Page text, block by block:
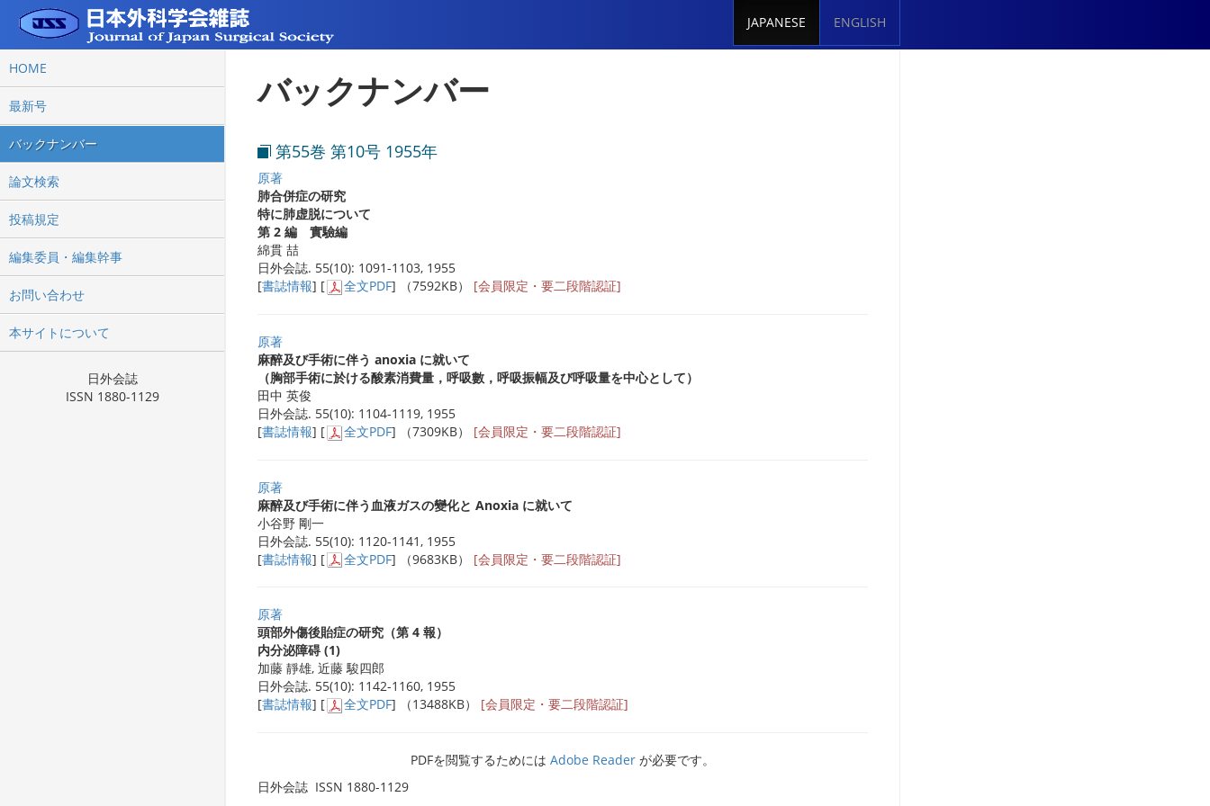
JAPANESE ENGLISH
HOME
最新号
バックナンバー
論文検索
投稿規定
編集委員・編集幹事
お問い合わせ
本サイトについて
日外会誌
ISSN 1880-1129
バックナンバー
第55巻 第10号 1955年
原著
肺合併症の研究
特に肺虚脱について
第 2 編 實驗編
綿貫 喆
日外会誌. 55(10): 1091-1103, 1955
[書誌情報] [ 全文PDF] （7592KB） [会員限定・要二段階認証]
原著
麻醉及び手術に伴う anoxia に就いて
（胸部手術に於ける酸素消費量，呼吸數，呼吸振幅及び呼吸量を中心として）
田中 英俊
日外会誌. 55(10): 1104-1119, 1955
[書誌情報] [ 全文PDF] （7309KB） [会員限定・要二段階認証]
原著
麻醉及び手術に伴う血液ガスの變化と Anoxia に就いて
小谷野 剛一
日外会誌. 55(10): 1120-1141, 1955
[書誌情報] [ 全文PDF] （9683KB） [会員限定・要二段階認証]
原著
頭部外傷後貽症の研究（第 4 報）
内分泌障碍 (1)
加藤 靜雄, 近藤 駿四郎
日外会誌. 55(10): 1142-1160, 1955
[書誌情報] [ 全文PDF] （13488KB） [会員限定・要二段階認証]
PDFを閲覧するためには Adobe Reader が必要です。
日外会誌 ISSN 1880-1129